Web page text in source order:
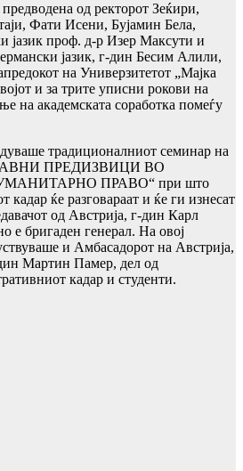
од ректорот Зеќири,
Фати Исени, Бујамин Бела,
јазик проф. д-р Изер Максути и
јазик, г-дин Бесим Алили,
на Универзитетот „Мајка
и за трите уписни рокови на
на академската соработка помеѓу
традиционалниот семинар на
ПРЕДИЗВИЦИ ВО
ПРАВО“ при што
кадар ќе разговараат и ќе ги изнесат
од Австрија, г-дин Карл
е бригаден генерал. На овој
и Амбасадорот на Австрија,
Мартин Памер, дел од
кадар и студенти.